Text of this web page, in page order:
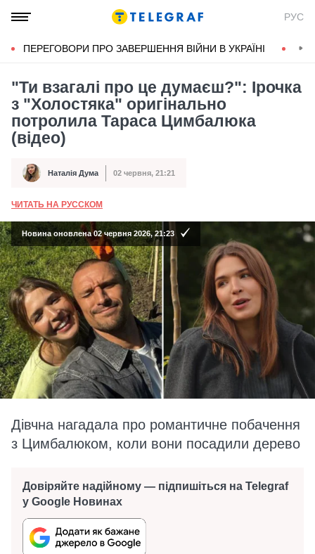
РУС
ПЕРЕГОВОРИ ПРО ЗАВЕРШЕННЯ ВІЙНИ В УКРАЇНІ
"Ти взагалі про це думаєш?": Ірочка
з "Холостяка" оригінально
потролила Тараса Цимбалюка
(відео)
Автор Наталія Дума
Дата публікації 02 червня, 21:21
ЧИТАТЬ НА РУССКОМ
Новина оновлена 02 червня 2026, 21:23
Дівчна нагадала про романтичне побачення
з Цимбалюком, коли вони посадили дерево
Довіряйте надійному — підпишіться на Telegraf
у Google Новинах